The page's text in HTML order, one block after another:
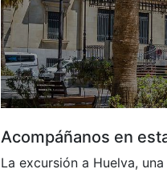
Acompáñanos en
La excursión a Huelva,